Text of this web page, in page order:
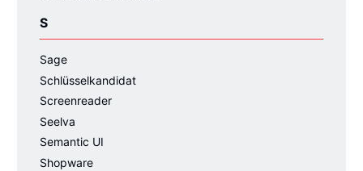
S
Sage
Schlüsselkandidat
Screenreader
Seelva
Semantic UI
Shopware